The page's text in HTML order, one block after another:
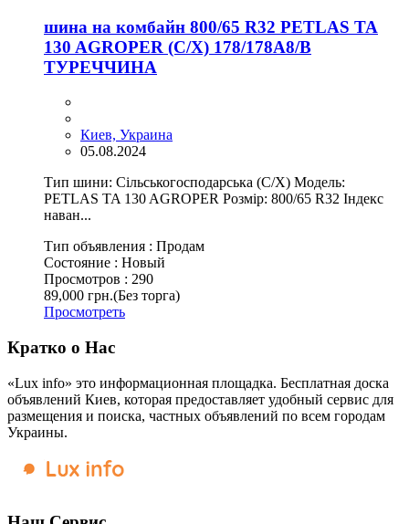
шина на комбайн 800/65 R32 PETLAS TA
130 AGROPER (С/Х) 178/178A8/B
ТУРЕЧЧИНА
Киев, Украина
05.08.2024
Тип шини: Сільськогосподарська (С/Х) Модель:
PETLAS TA 130 AGROPER Розмір: 800/65 R32 Індекс
наван...
Тип объявления : Продам
Состояние : Новый
Просмотров : 290
89,000 грн.(Без торга)
Просмотреть
Кратко о Нас
«Lux info» это информационная площадка. Бесплатная доска
объявлений Киев, которая предоставляет удобный сервис для
размещения и поиска, частных объявлений по всем городам
Украины.